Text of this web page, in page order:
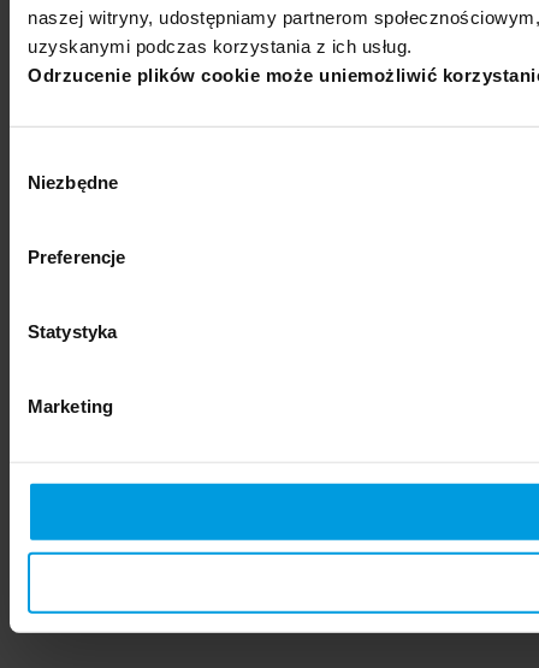
naszej witryny, udostępniamy partnerom
uzyskanymi podczas korzystania z ich usług.
Odrzucenie plików cookie może uniemożliwić
zgody
Niezbędne
Preferencje
Statystyka
Marketing